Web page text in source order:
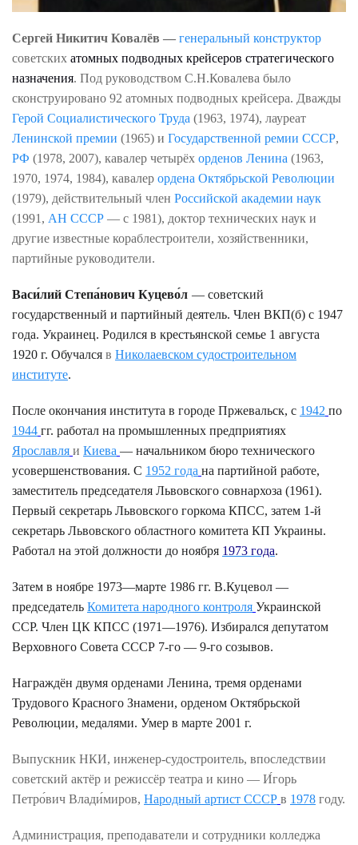
Сергей Никитич Ковалёв — генеральный конструктор
советских атомных подводных крейсеров стратегического
назначения. Под руководством С.Н.Ковалева было
сконструировано 92 атомных подводных крейсера. Дважды
Герой Социалистического Труда (1963, 1974), лауреат
Ленинской премии (1965) и Государственной ремии СССР,
РФ (1978, 2007), кавалер четырёх орденов Ленина (1963,
1970, 1974, 1984), кавалер ордена Октябрьской Революции
(1979), действительный член Российской академии наук
(1991, АН СССР — с 1981), доктор технических наук и
другие известные кораблестроители, хозяйственники,
партийные руководители.
Васи́лий Степа́нович Куцево́л — советский
государственный и партийный деятель. Член ВКП(б) с 1947
года. Украинец. Родился в крестьянской семье 1 августа
1920 г. Обучался в Николаевском судостроительном
институте.
После окончания института в городе Пржевальск, с 1942 по
1944 гг. работал на промышленных предприятиях
Ярославля и Киева — начальником бюро технического
усовершенствования. С 1952 года на партийной работе,
заместитель председателя Львовского совнархоза (1961).
Первый секретарь Львовского горкома КПСС, затем 1-й
секретарь Львовского областного комитета КП Украины.
Работал на этой должности до ноября 1973 года.
Затем в ноябре 1973—марте 1986 гг. В.Куцевол —
председатель Комитета народного контроля Украинской
ССР. Член ЦК КПСС (1971—1976). Избирался депутатом
Верховного Совета СССР 7-го — 9-го созывов.
Награждён двумя орденами Ленина, тремя орденами
Трудового Красного Знамени, орденом Октябрьской
Революции, медалями. Умер в марте 2001 г.
Выпускник НКИ, инженер-судостроитель, впоследствии
советский актёр и режиссёр театра и кино — И́горь
Петро́вич Влади́миров, Народный артист СССР в 1978 году.
Администрация, преподаватели и сотрудники колледжа